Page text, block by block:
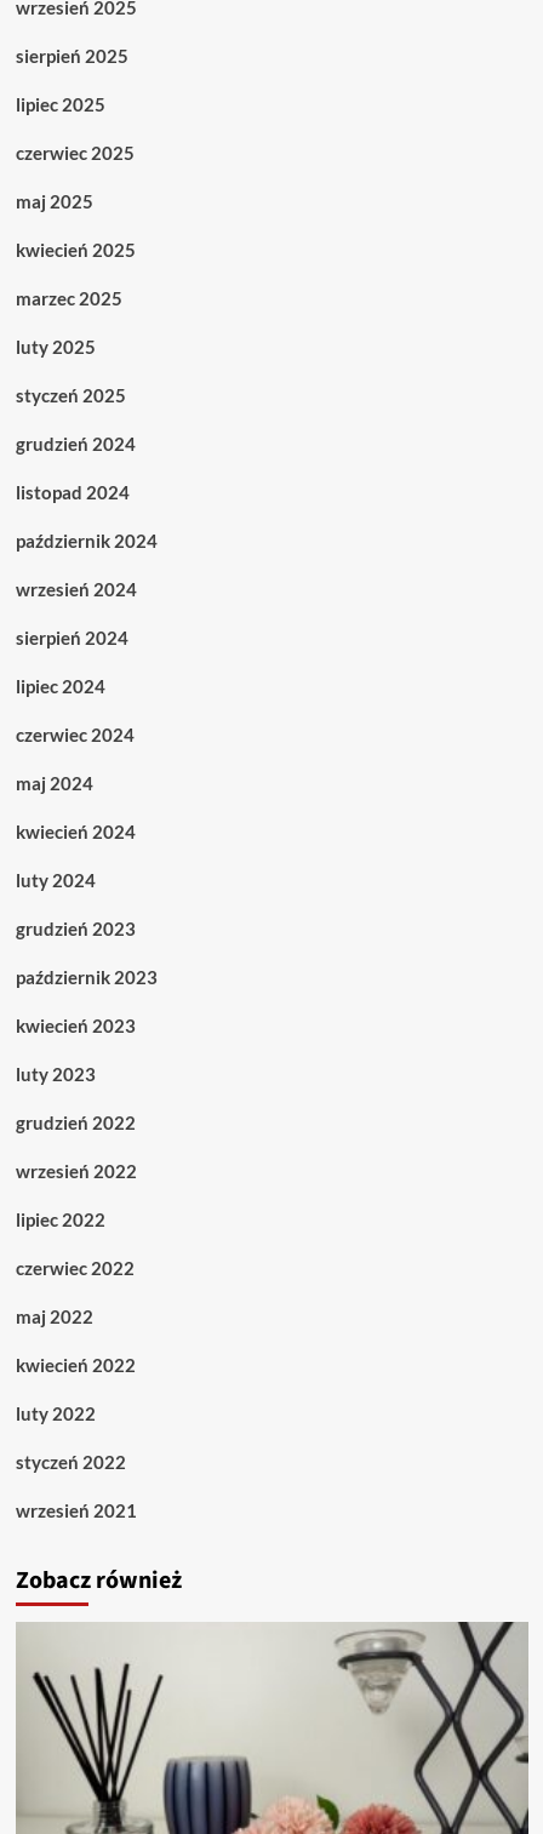
wrzesień 2025
sierpień 2025
lipiec 2025
czerwiec 2025
maj 2025
kwiecień 2025
marzec 2025
luty 2025
styczeń 2025
grudzień 2024
listopad 2024
październik 2024
wrzesień 2024
sierpień 2024
lipiec 2024
czerwiec 2024
maj 2024
kwiecień 2024
luty 2024
grudzień 2023
październik 2023
kwiecień 2023
luty 2023
grudzień 2022
wrzesień 2022
lipiec 2022
czerwiec 2022
maj 2022
kwiecień 2022
luty 2022
styczeń 2022
wrzesień 2021
Zobacz również